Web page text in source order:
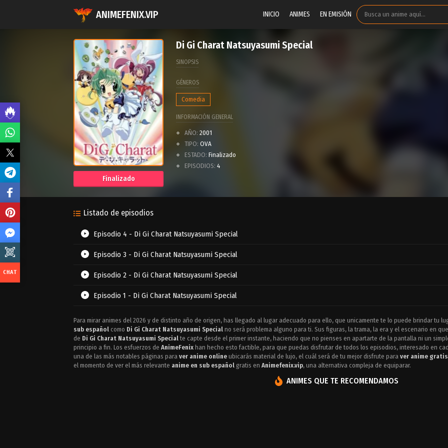
ANIMEFENIX.VIP INICIO ANIMES EN EMISIÓN
Finalizado
Di Gi Charat Natsuyasumi Special
SINOPSIS
GÉNEROS
Comedia
INFORMACIÓN GENERAL
AÑO: 2001
TIPO: OVA
ESTADO: Finalizado
EPISODIOS: 4
Listado de episodios
Episodio 4 - Di Gi Charat Natsuyasumi Special
Episodio 3 - Di Gi Charat Natsuyasumi Special
Episodio 2 - Di Gi Charat Natsuyasumi Special
Episodio 1 - Di Gi Charat Natsuyasumi Special
Para mirar animes del 2026 y de distinto año de origen, has llegado al lugar adecuado para ello, que unicamente te lo puede brindar tu
sub español como Di Gi Charat Natsuyasumi Special no será problema alguno para ti. Sus figuras, la trama, la era y el escenario en
de Di Gi Charat Natsuyasumi Special te capte desde el primer instante, haciendo que no pienses en apartarte de la pantalla ni un
principio a fin. Los esfuerzos de AnimeFenix han hecho esto factible, para que puedas disfrutar de todos los episodios, interesado en
una de las más notables páginas para ver anime online ubicarás material de lujo, el cuál será de tu mejor disfrute para ver anime gratis
el momento de ver el más relevante anime en sub español gratis en Animefenix.vip, una alternativa compleja de equiparar.
ANIMES QUE TE RECOMENDAMOS